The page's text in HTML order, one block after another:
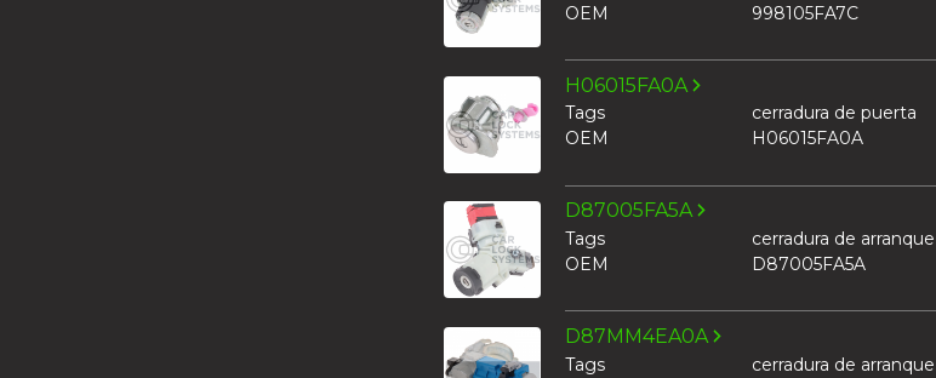
OEM
998105FA7C
H06015FA0A
Tags
cerradura de puerta
OEM
H06015FA0A
D87005FA5A
Tags
cerradura de arranque
OEM
D87005FA5A
D87MM4EA0A
Tags
cerradura de arranque